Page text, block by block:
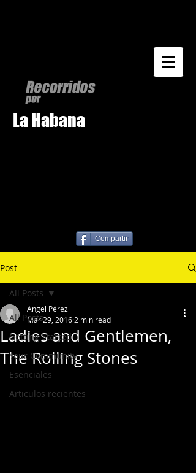
La Habana
Compartir
Post
All Posts
Getting Started
Your Community
Esenciales
Articulos recientes
All Posts
Ladies and Gentlemen,
The Rolling Stones
Angel Pérez
Mar 29, 2016 2 min read